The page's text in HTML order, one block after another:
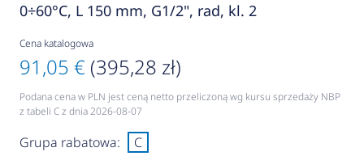
0÷60°C, L 150 mm, G1/2", rad, kl. 2
Cena katalogowa
91,05 € (395,28 zł)
Podana cena w PLN jest ceną netto przeliczoną wg kursu sprzedaży NBP
z tabeli C z dnia 2026-08-07
Grupa rabatowa: C